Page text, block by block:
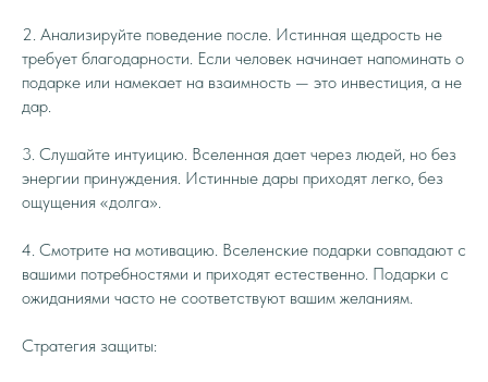
2. Анализируйте поведение после. Истинная щедрость не
требует благодарности. Если человек начинает напоминать о
подарке или намекает на взаимность — это инвестиция, а не
дар.
3. Слушайте интуицию. Вселенная дает через людей, но без
энергии принуждения. Истинные дары приходят легко, без
ощущения «долга».
4. Смотрите на мотивацию. Вселенские подарки совпадают с
вашими потребностями и приходят естественно. Подарки с
ожиданиями часто не соответствуют вашим желаниям.
Стратегия защиты: